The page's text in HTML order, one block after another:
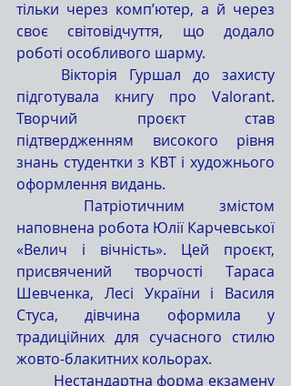
тільки через комп’ютер, а й через
своє світовідчуття, що додало
роботі особливого шарму.
підготувала книгу про Valorant.
Творчий проєкт став
підтвердженням високого рівня
знань студентки з КВТ і художнього
оформлення видань.
наповнена робота Юлії Карчевської
«Велич і вічність». Цей проєкт,
присвячений творчості Тараса
Шевченка, Лесі України і Василя
Стуса, дівчина оформила у
традиційних для сучасного стилю
жовто-блакитних кольорах.